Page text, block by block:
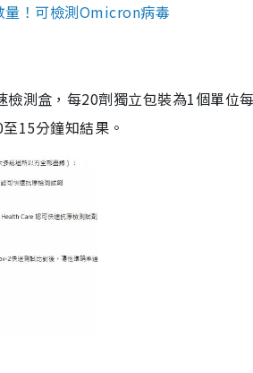
量！可檢測Omicron病毒
測盒，每20劑獨立包裝為1個單位
15分鐘知結果。